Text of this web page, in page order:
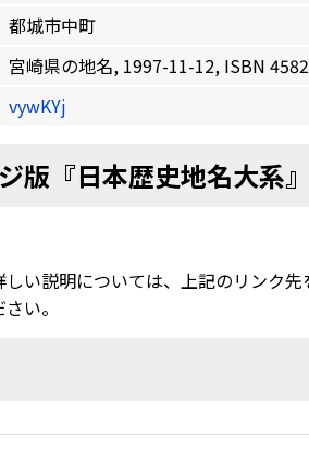
都城市中町
宮崎県の地名, 1997-11-12, ISBN
vywKYj
版『日本歴史地名大系』
い説明については、上記のリンク
い。